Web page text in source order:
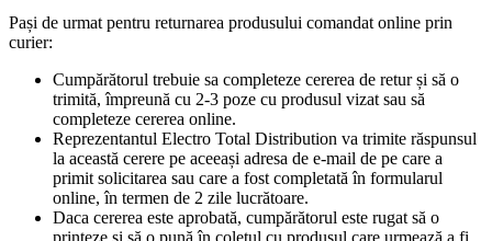
Pași de urmat pentru returnarea produsului comandat online prin
curier:
Cumpărătorul trebuie sa completeze cererea de retur și să o
trimită, împreună cu 2-3 poze cu produsul vizat sau să
completeze cererea online.
Reprezentantul Electro Total Distribution va trimite răspunsul
la această cerere pe aceeași adresa de e-mail de pe care a
primit solicitarea sau care a fost completată în formularul
online, în termen de 2 zile lucrătoare.
Daca cererea este aprobată, cumpărătorul este rugat să o
printeze și să o pună în coletul cu produsul care urmează a fi